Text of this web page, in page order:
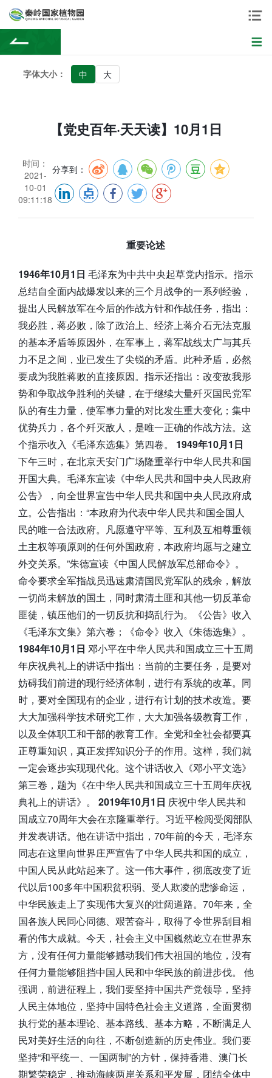
字体大小： 中 大
【党史百年·天天读】10月1日
时间：
2021-
10-01
09:11:18
分享到：
重要论述
1946年10月1日 毛泽东为中共中央起草党内指示。指示
总结自全面内战爆发以来的三个月战争的一系列经验，
提出人民解放军在今后的作战方针和作战任务，指出：
我必胜，蒋必败，除了政治上、经济上蒋介石无法克服
的基本矛盾等原因外，在军事上，蒋军战线太广与其兵
力不足之间，业已发生了尖锐的矛盾。此种矛盾，必然
要成为我胜蒋败的直接原因。指示还指出：改变敌我形
势和争取战争胜利的关键，在于继续大量歼灭国民党军
队的有生力量，使军事力量的对比发生重大变化；集中
优势兵力，各个歼灭敌人，是唯一正确的作战方法。这
个指示收入《毛泽东选集》第四卷。 1949年10月1日
下午三时，在北京天安门广场隆重举行中华人民共和国
开国大典。毛泽东宣读《中华人民共和国中央人民政府
公告》，向全世界宣告中华人民共和国中央人民政府成
立。公告指出：“本政府为代表中华人民共和国全国人
民的唯一合法政府。凡愿遵守平等、互利及互相尊重领
土主权等项原则的任何外国政府，本政府均愿与之建立
外交关系。”朱德宣读《中国人民解放军总部命令》。
命令要求全军指战员迅速肃清国民党军队的残余，解放
一切尚未解放的国土，同时肃清土匪和其他一切反革命
匪徒，镇压他们的一切反抗和捣乱行为。《公告》收入
《毛泽东文集》第六卷；《命令》收入《朱德选集》。
1984年10月1日 邓小平在中华人民共和国成立三十五周
年庆祝典礼上的讲话中指出：当前的主要任务，是要对
妨碍我们前进的现行经济体制，进行有系统的改革。同
时，要对全国现有的企业，进行有计划的技术改造。要
大大加强科学技术研究工作，大大加强各级教育工作，
以及全体职工和干部的教育工作。全党和全社会都要真
正尊重知识，真正发挥知识分子的作用。这样，我们就
一定会逐步实现现代化。这个讲话收入《邓小平文选》
第三卷，题为《在中华人民共和国成立三十五周年庆祝
典礼上的讲话》。 2019年10月1日 庆祝中华人民共和
国成立70周年大会在京隆重举行。习近平检阅受阅部队
并发表讲话。他在讲话中指出，70年前的今天，毛泽东
同志在这里向世界庄严宣告了中华人民共和国的成立，
中国人民从此站起来了。这一伟大事件，彻底改变了近
代以后100多年中国积贫积弱、受人欺凌的悲惨命运，
中华民族走上了实现伟大复兴的壮阔道路。70年来，全
国各族人民同心同德、艰苦奋斗，取得了令世界刮目相
看的伟大成就。今天，社会主义中国巍然屹立在世界东
方，没有任何力量能够撼动我们伟大祖国的地位，没有
任何力量能够阻挡中国人民和中华民族的前进步伐。 他
强调，前进征程上，我们要坚持中国共产党领导，坚持
人民主体地位，坚持中国特色社会主义道路，全面贯彻
执行党的基本理论、基本路线、基本方略，不断满足人
民对美好生活的向往，不断创造新的历史伟业。我们要
坚持“和平统一、一国两制”的方针，保持香港、澳门长
期繁荣稳定，推动海峡两岸关系和平发展，团结全体中